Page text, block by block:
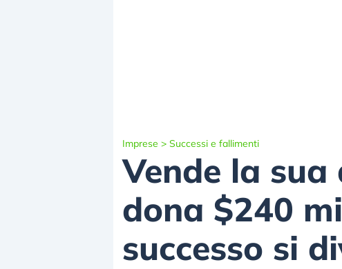
Imprese > Successi e fallimenti
Vende la
dona $240
successo si